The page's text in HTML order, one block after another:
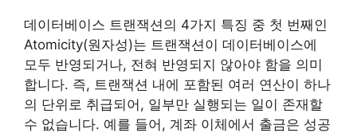
데이터베이스 트랜잭션의 4가지 특징 중 첫 번째인
Atomicity(원자성)는 트랜잭션이 데이터베이스에
모두 반영되거나, 전혀 반영되지 않아야 함을 의미
합니다. 즉, 트랜잭션 내에 포함된 여러 연산이 하나
의 단위로 취급되어, 일부만 실행되는 일이 존재할
수 없습니다. 예를 들어, 계좌 이체에서 출금은 성공